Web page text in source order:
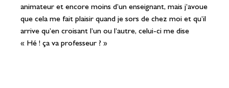
animateur et encore moins d’un enseignant, mais j’avoue
que cela me fait plaisir quand je sors de chez moi et qu’il
arrive qu’en croisant l’un ou l’autre, celui-ci me dise
« Hé ! ça va professeur ? »